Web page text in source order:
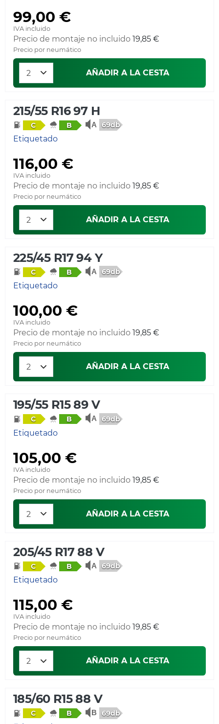
99,00 €
IVA incluido
Precio de montaje no incluido 19,85 €
Precio por neumático
AÑADIR A LA CESTA
215/55 R16 97 H
C B 69db
Etiquetado
116,00 €
IVA incluido
Precio de montaje no incluido 19,85 €
Precio por neumático
AÑADIR A LA CESTA
225/45 R17 94 Y
C B 69db
Etiquetado
100,00 €
IVA incluido
Precio de montaje no incluido 19,85 €
Precio por neumático
AÑADIR A LA CESTA
195/55 R15 89 V
C B 69db
Etiquetado
105,00 €
IVA incluido
Precio de montaje no incluido 19,85 €
Precio por neumático
AÑADIR A LA CESTA
205/45 R17 88 V
C B 69db
Etiquetado
115,00 €
IVA incluido
Precio de montaje no incluido 19,85 €
Precio por neumático
AÑADIR A LA CESTA
185/60 R15 88 V
C B 69db